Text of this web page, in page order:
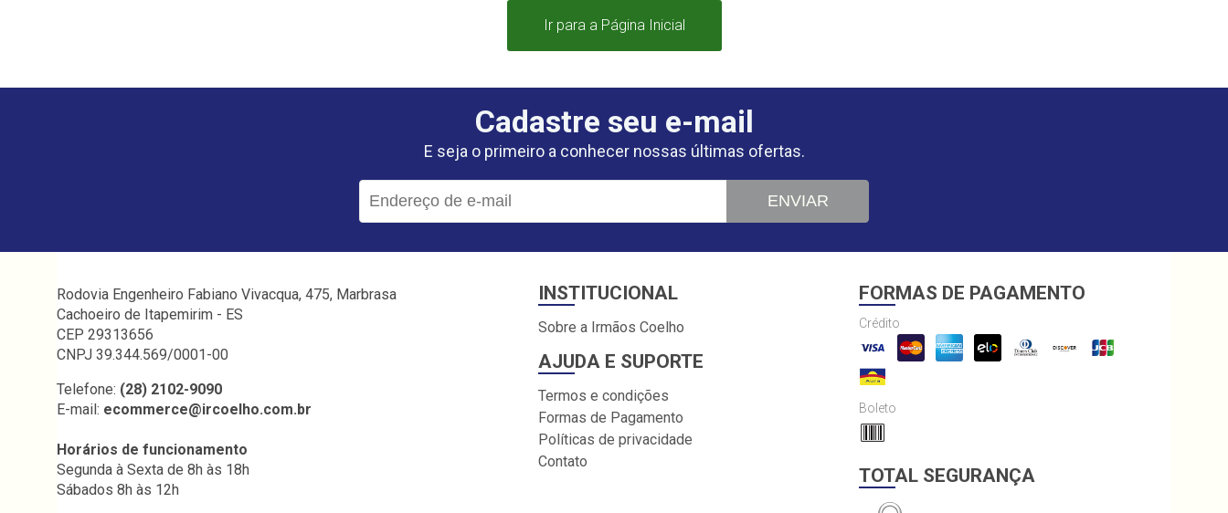
Ir para a Página Inicial
Cadastre seu e-mail
E seja o primeiro a conhecer nossas últimas ofertas.
ENVIAR
Rodovia Engenheiro Fabiano Vivacqua, 475, Marbrasa
Cachoeiro de Itapemirim - ES
CEP 29313656
CNPJ 39.344.569/0001-00
Telefone: (28) 2102-9090
E-mail: ecommerce@ircoelho.com.br
Horários de funcionamento
Segunda à Sexta de 8h às 18h
Sábados 8h às 12h
INSTITUCIONAL
Sobre a Irmãos Coelho
AJUDA E SUPORTE
Termos e condições
Formas de Pagamento
Políticas de privacidade
Contato
FORMAS DE PAGAMENTO
Crédito
Boleto
TOTAL SEGURANÇA